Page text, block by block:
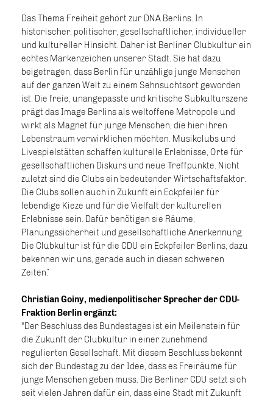
Das Thema Freiheit gehört zur DNA Berlins. In
historischer, politischer, gesellschaftlicher, individueller
und kultureller Hinsicht. Daher ist Berliner Clubkultur ein
echtes Markenzeichen unserer Stadt. Sie hat dazu
beigetragen, dass Berlin für unzählige junge Menschen
auf der ganzen Welt zu einem Sehnsuchtsort geworden
ist. Die freie, unangepasste und kritische Subkulturszene
prägt das Image Berlins als weltoffene Metropole und
wirkt als Magnet für junge Menschen, die hier ihren
Lebenstraum verwirklichen möchten. Musikclubs und
Livespielstätten schaffen kulturelle Erlebnisse, Orte für
gesellschaftlichen Diskurs und neue Treffpunkte. Nicht
zuletzt sind die Clubs ein bedeutender Wirtschaftsfaktor.
Die Clubs sollen auch in Zukunft ein Eckpfeiler für
lebendige Kieze und für die Vielfalt der kulturellen
Erlebnisse sein. Dafür benötigen sie Räume,
Planungssicherheit und gesellschaftliche Anerkennung.
Die Clubkultur ist für die CDU ein Eckpfeiler Berlins, dazu
bekennen wir uns, gerade auch in diesen schweren
Zeiten.“
Christian Goiny, medienpolitischer Sprecher der CDU-
Fraktion Berlin ergänzt:
"Der Beschluss des Bundestages ist ein Meilenstein für
die Zukunft der Clubkultur in einer zunehmend
regulierten Gesellschaft. Mit diesem Beschluss bekennt
sich der Bundestag zu der Idee, dass es Freiräume für
junge Menschen geben muss. Die Berliner CDU setzt sich
seit vielen Jahren dafür ein, dass eine Stadt mit Zukunft